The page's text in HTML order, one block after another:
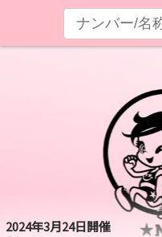
2024年3月24日開催